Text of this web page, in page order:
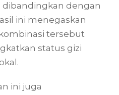
dibandingkan dengan
ini menegaskan
tersebut
status gizi
ini juga